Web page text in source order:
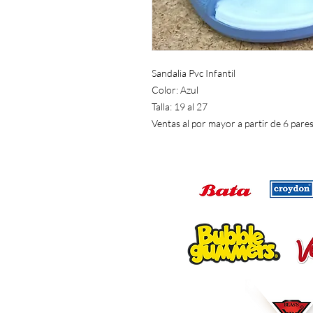
Sandalia Pvc Infantil
Color: Azul
Talla: 19 al 27
Ventas al por mayor a partir de 6 pares